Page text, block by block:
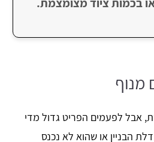
מנוף
אבל לפעמים הפריט גדול מדי
הבניין או שהוא לא נכנס